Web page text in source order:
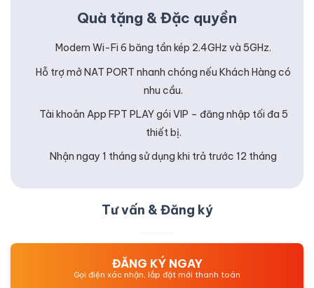
Quà tặng & Đặc quyền
Modem Wi-Fi 6 băng tần kép 2.4GHz và 5GHz.
Hỗ trợ mở NAT PORT nhanh chóng nếu Khách Hàng có
nhu cầu.
Tài khoản App FPT PLAY gói VIP – đăng nhập tối đa 5
thiết bị.
Nhận ngay 1 tháng sử dụng khi trả trước 12 tháng
Tư vấn & Đăng ký
ĐĂNG KÝ NGAY
Gọi điện xác nhận, lắp đặt mới thanh toán